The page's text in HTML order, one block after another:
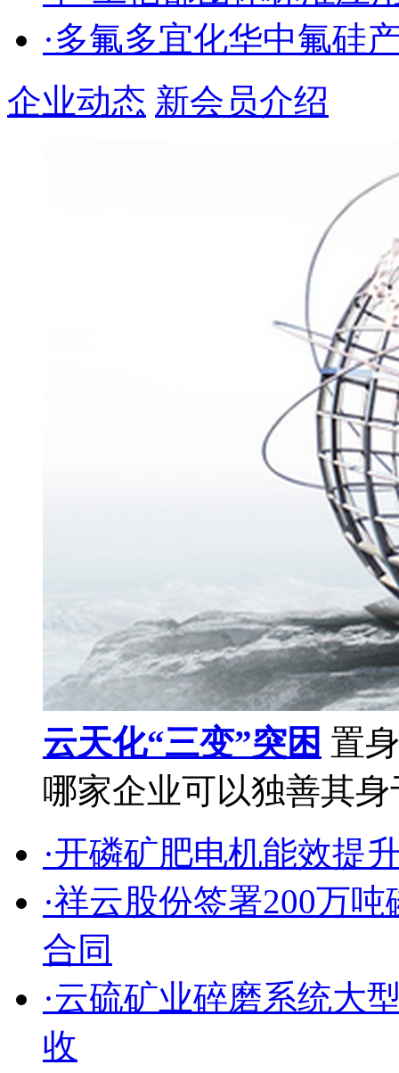
·多氟多宜化华中氟硅
企业动态 新会员介绍
云天化“三变”突困 置
哪家企业可以独善其
·开磷矿肥电机能效提
·祥云股份签署200万
合同
·云硫矿业碎磨系统大
收